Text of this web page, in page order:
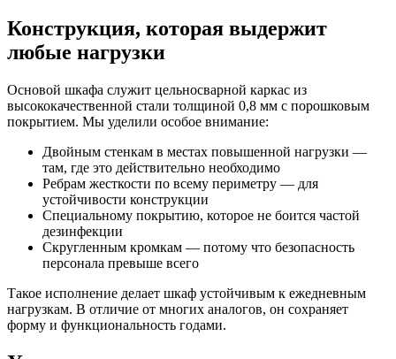
Конструкция, которая выдержит
любые нагрузки
Основой шкафа служит цельносварной каркас из
высококачественной стали толщиной 0,8 мм с порошковым
покрытием. Мы уделили особое внимание:
Двойным стенкам в местах повышенной нагрузки —
там, где это действительно необходимо
Ребрам жесткости по всему периметру — для
устойчивости конструкции
Специальному покрытию, которое не боится частой
дезинфекции
Скругленным кромкам — потому что безопасность
персонала превыше всего
Такое исполнение делает шкаф устойчивым к ежедневным
нагрузкам. В отличие от многих аналогов, он сохраняет
форму и функциональность годами.